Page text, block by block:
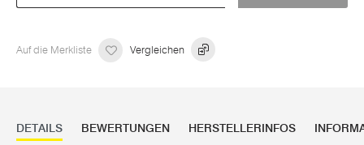
Auf die Merkliste Vergleichen
DETAILS BEWERTUNGEN HERSTELLERINFOS